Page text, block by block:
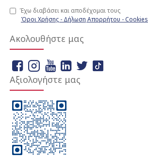
Έχω διαβάσει και αποδέχομαι τους
Όροι Χρήσης - Δήλωση Απορρήτου - Cookies
Ακολουθήστε μας
Αξιολογήστε μας